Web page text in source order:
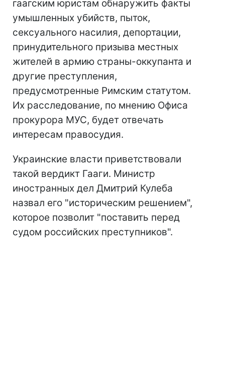
гаагским юристам обнаружить факты
умышленных убийств, пыток,
сексуального насилия, депортации,
принудительного призыва местных
жителей в армию страны-оккупанта и
другие преступления,
предусмотренные Римским статутом.
Их расследование, по мнению Офиса
прокурора МУС, будет отвечать
интересам правосудия.
Украинские власти приветствовали
такой вердикт Гааги. Министр
иностранных дел Дмитрий Кулеба
назвал его "историческим решением",
которое позволит "поставить перед
судом российских преступников".